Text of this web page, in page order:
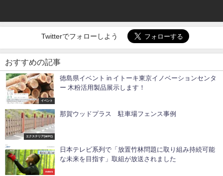
Twitterでフォローしよう
おすすめの記事
イベント
徳島県イベント in イトーキ東京イノベーションセンタ
ー 木粉活用製品展示します！
エクステリア(WPC)
那賀ウッドプラス 駐車場フェンス事例
news
日本テレビ系列で「放置竹林問題に取り組み持続可能
な未来を目指す」取組が放送されました